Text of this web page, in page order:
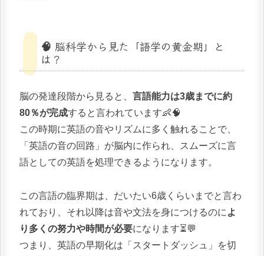
🧠 脳科学から見た「語学の黄金期」と
は？
脳の発達段階から見ると、 言語能力は3歳までに約
80％が完成すると言われています👶🧠
この時期に英語の音やリズムに多く触れることで、
「英語の音の回路」が脳内に作られ、スムーズに言
語としての英語を処理できるようになります。
この言語の臨界期は、だいたい6歳くらいまでと言わ
れており、それ以降は音や文法を身につけるのに よ
り多くの努力や時間が必要になります⏳💬
つまり、英語の早期化は「スタートダッシュ」を切